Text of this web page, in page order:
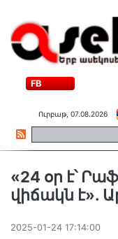
FB
Ուրբաթ, 07.08.2026
«24 օր է՝
վիճակն է».
2025-01-24 17:14:00